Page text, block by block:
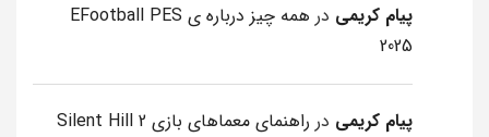
پیام کریمی در
همه چیز درباره ی EFootball PES
2025
پیام کریمی در
راهنمای معماهای بازی Silent Hill 2